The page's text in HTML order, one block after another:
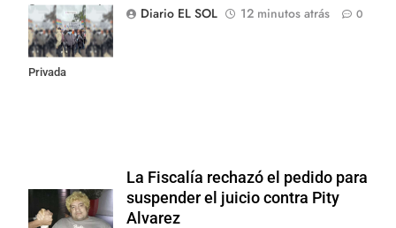
Congreso contra
la Ley de
Propiedad
Privada
Diario EL SOL
12 minutos atrás 0
La Fiscalía rechazó el pedido para
suspender el juicio contra Pity
Alvarez